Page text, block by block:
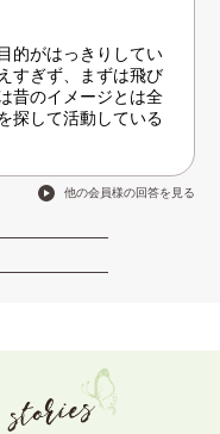
的がはっきりしてい
すぎず、まずは飛び
昔のイメージとは全
探して活動している
他の会員様の回答を見る